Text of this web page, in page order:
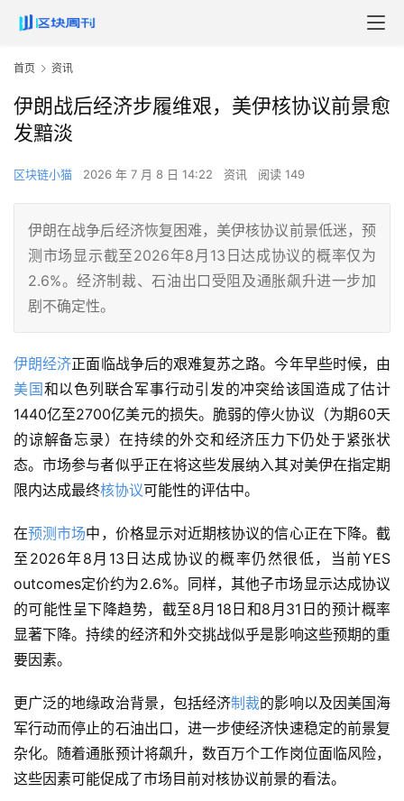
首页 资讯
伊朗战后经济步履维艰，美伊核协议前景愈
发黯淡
区块链小猫 2026 年 7 月 8 日 14:22 资讯 阅读 149
伊朗在战争后经济恢复困难，美伊核协议前景低迷，预
测市场显示截至2026年8月13日达成协议的概率仅为
2.6%。经济制裁、石油出口受阻及通胀飙升进一步加
剧不确定性。
伊朗经济正面临战争后的艰难复苏之路。今年早些时候，由
美国和以色列联合军事行动引发的冲突给该国造成了估计
1440亿至2700亿美元的损失。脆弱的停火协议（为期60天
的谅解备忘录）在持续的外交和经济压力下仍处于紧张状
态。市场参与者似乎正在将这些发展纳入其对美伊在指定期
限内达成最终核协议可能性的评估中。
在预测市场中，价格显示对近期核协议的信心正在下降。截
至2026年8月13日达成协议的概率仍然很低，当前YES
outcomes定价约为2.6%。同样，其他子市场显示达成协议
的可能性呈下降趋势，截至8月18日和8月31日的预计概率
显著下降。持续的经济和外交挑战似乎是影响这些预期的重
要因素。
更广泛的地缘政治背景，包括经济制裁的影响以及因美国海
军行动而停止的石油出口，进一步使经济快速稳定的前景复
杂化。随着通胀预计将飙升，数百万个工作岗位面临风险，
这些因素可能促成了市场目前对核协议前景的看法。